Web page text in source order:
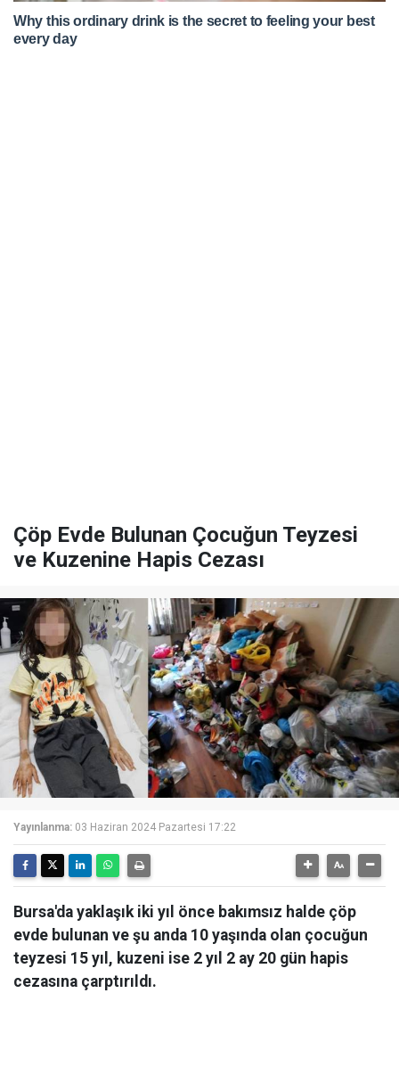
Çöp Evde Bulunan Çocuğun Teyzesi
ve Kuzenine Hapis Cezası
Yayınlanma: 03 Haziran 2024 Pazartesi 17:22
Bursa'da yaklaşık iki yıl önce bakımsız halde çöp
evde bulunan ve şu anda 10 yaşında olan çocuğun
teyzesi 15 yıl, kuzeni ise 2 yıl 2 ay 20 gün hapis
cezasına çarptırıldı.